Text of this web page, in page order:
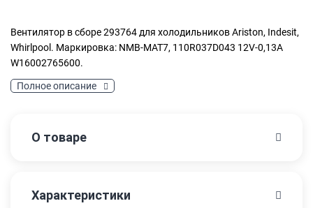
Вентилятор в сборе 293764 для холодильников Ariston, Indesit,
Whirlpool. Маркировка: NMB-MAT7, 110R037D043 12V-0,13A
W16002765600.
Полное описание
О товаре
Характеристики